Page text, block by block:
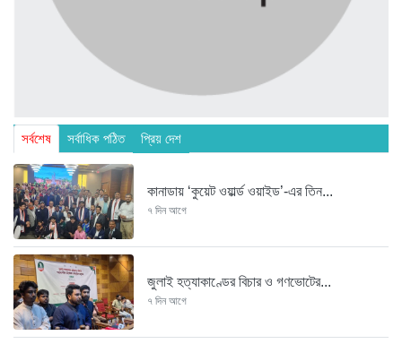
সর্বশেষ সর্বাধিক পঠিত প্রিয় দেশ
কানাডায় ‘কুয়েট ওয়ার্ল্ড ওয়াইড’-এর তিন...
৭ দিন আগে
জুলাই হত্যাকাণ্ডের বিচার ও গণভোটের...
৭ দিন আগে